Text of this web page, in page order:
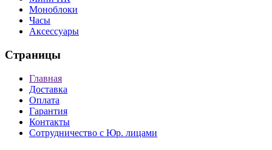
Моноблоки
Часы
Аксессуары
Страницы
Главная
Доставка
Оплата
Гарантия
Контакты
Сотрудничество с Юр. лицами